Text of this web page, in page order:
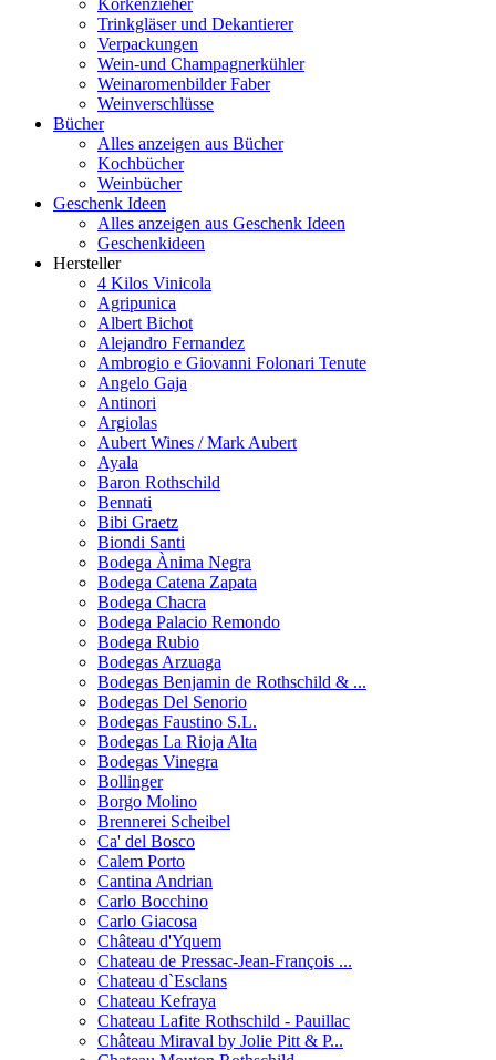
Korkenzieher
Trinkgläser und Dekantierer
Verpackungen
Wein-und Champagnerkühler
Weinaromenbilder Faber
Weinverschlüsse
Bücher
Alles anzeigen aus Bücher
Kochbücher
Weinbücher
Geschenk Ideen
Alles anzeigen aus Geschenk Ideen
Geschenkideen
Hersteller
4 Kilos Vinicola
Agripunica
Albert Bichot
Alejandro Fernandez
Ambrogio e Giovanni Folonari Tenute
Angelo Gaja
Antinori
Argiolas
Aubert Wines / Mark Aubert
Ayala
Baron Rothschild
Bennati
Bibi Graetz
Biondi Santi
Bodega Ànima Negra
Bodega Catena Zapata
Bodega Chacra
Bodega Palacio Remondo
Bodega Rubio
Bodegas Arzuaga
Bodegas Benjamin de Rothschild & ...
Bodegas Del Senorio
Bodegas Faustino S.L.
Bodegas La Rioja Alta
Bodegas Vinegra
Bollinger
Borgo Molino
Brennerei Scheibel
Ca' del Bosco
Calem Porto
Cantina Andrian
Carlo Bocchino
Carlo Giacosa
Château d'Yquem
Chateau de Pressac-Jean-François ...
Chateau d`Esclans
Chateau Kefraya
Chateau Lafite Rothschild - Pauillac
Château Miraval by Jolie Pitt & P...